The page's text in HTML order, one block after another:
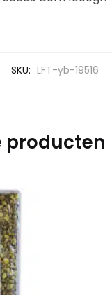
SKU: LFT-yb-19516
producten